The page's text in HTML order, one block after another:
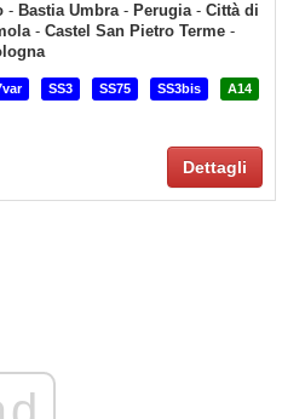
- Bastia Umbra- Perugia- Città di
- Castel San Pietro Terme -
SS3 SS75 SS3bis A14
Dettagli